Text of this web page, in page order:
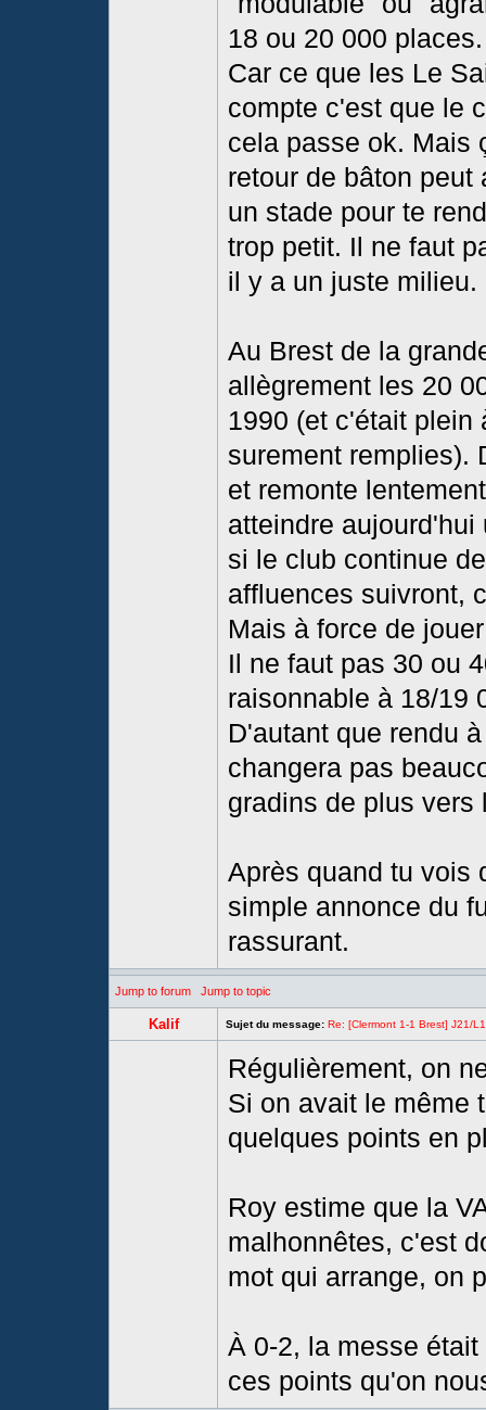
18 ou 20 000 places.
Car ce que les Le
compte c'est que le
cela passe ok. Mais
retour de bâton
un stade pour te
trop petit. Il ne faut
il y a un juste milieu.
Au Brest de la
allègrement les 20
1990 (et c'était plein
surement remplies).
et remonte
atteindre
si le club continue
affluences suivront,
Mais à force de
Il ne faut pas 30 ou
raisonnable à 18/19
D'autant que rendu
changera pas
gradins de plus vers
Après quand tu vois
simple annonce du
rassurant.
Jump to forum Jump to topic
Kalif Sujet du message: Re: [Clermont 1-1 Brest] J21/
Régulièrement, on
Si on avait le même
quelques points en
Roy estime que la
malhonnêtes, c'est
mot qui arrange, on
À 0-2, la messe
ces points qu'on